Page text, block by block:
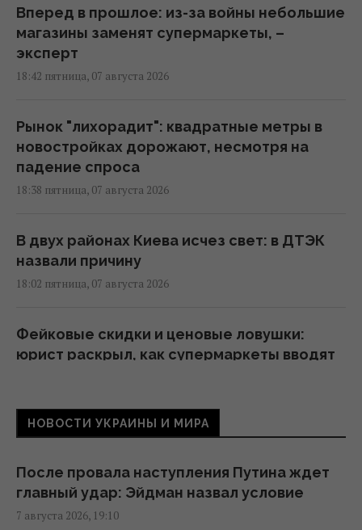
Вперед в прошлое: из-за войны небольшие
магазины заменят супермаркеты, –
эксперт
18:42 пятница, 07 августа 2026
Рынок "лихорадит": квадратные метры в
новостройках дорожают, несмотря на
падение спроса
18:38 пятница, 07 августа 2026
В двух районах Киева исчез свет: в ДТЭК
назвали причину
18:02 пятница, 07 августа 2026
Фейковые скидки и ценовые ловушки:
юрист раскрыл, как супермаркеты вводят
объекты "Укрнафты": уничтожено
критически важное оборудование
17:27 пятница, 07 августа 2026
НОВОСТИ УКРАИНЫ И МИРА
После провала наступления Путина ждет
главный удар: Эйдман назвал условие
7 августа 2026, 19:10